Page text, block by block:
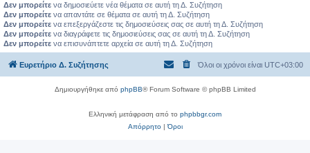
Δεν μπορείτε να δημοσιεύετε νέα θέματα σε αυτή τη Δ. Συζήτηση
Δεν μπορείτε να απαντάτε σε θέματα σε αυτή τη Δ. Συζήτηση
Δεν μπορείτε να επεξεργάζεστε τις δημοσιεύσεις σας σε αυτή τη Δ. Συζήτηση
Δεν μπορείτε να διαγράφετε τις δημοσιεύσεις σας σε αυτή τη Δ. Συζήτηση
Δεν μπορείτε να επισυνάπτετε αρχεία σε αυτή τη Δ. Συζήτηση
Ευρετήριο Δ. Συζήτησης Όλοι οι χρόνοι είναι UTC+03:00
Δημιουργήθηκε από phpBB® Forum Software © phpBB Limited
Ελληνική μετάφραση από το phpbbgr.com
Απόρρητο|Όροι